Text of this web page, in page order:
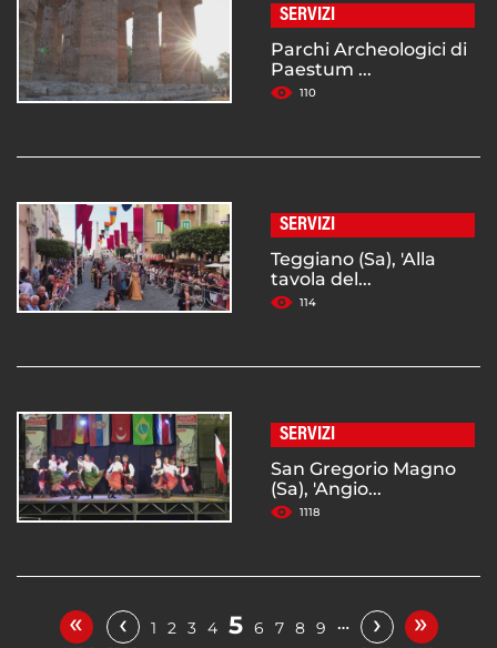
SERVIZI
Parchi Archeologici di
Paestum ...
110
SERVIZI
Teggiano (Sa), 'Alla
tavola del...
114
SERVIZI
San Gregorio Magno
(Sa), 'Angio...
1118
« ‹ 1 2 3 4 5 6 7 8 9 … › »